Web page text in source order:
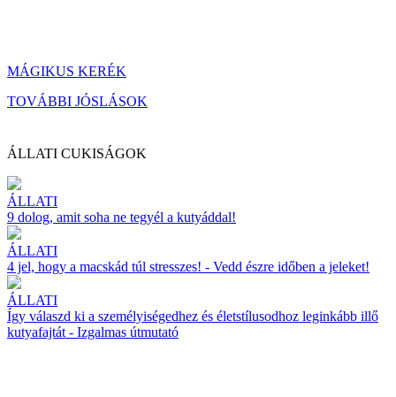
MÁGIKUS KERÉK
TOVÁBBI JÓSLÁSOK
ÁLLATI CUKISÁGOK
ÁLLATI
9 dolog, amit soha ne tegyél a kutyáddal!
ÁLLATI
4 jel, hogy a macskád túl stresszes! - Vedd észre időben a jeleket!
ÁLLATI
Így válaszd ki a személyiségedhez és életstílusodhoz leginkább illő
kutyafajtát - Izgalmas útmutató